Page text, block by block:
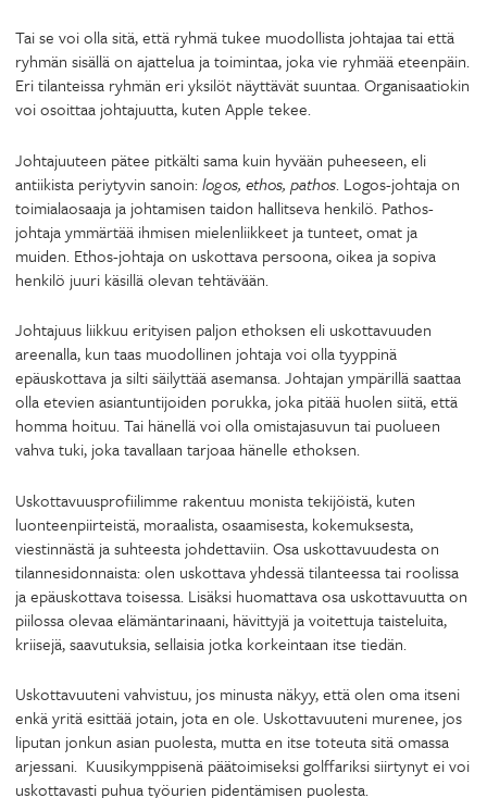
Tai se voi olla sitä, että ryhmä tukee muodollista johtajaa tai että
ryhmän sisällä on ajattelua ja toimintaa, joka vie ryhmää eteenpäin.
Eri tilanteissa ryhmän eri yksilöt näyttävät suuntaa. Organisaatiokin
voi osoittaa johtajuutta, kuten Apple tekee.
Johtajuuteen pätee pitkälti sama kuin hyvään puheeseen, eli
antiikista periytyvin sanoin:logos, ethos, pathos. Logos-johtaja on
toimialaosaaja ja johtamisen taidon hallitseva henkilö. Pathos-
johtaja ymmärtää ihmisen mielenliikkeet ja tunteet, omat ja
muiden. Ethos-johtaja on uskottava persoona, oikea ja sopiva
henkilö juuri käsillä olevan tehtävään.
Johtajuus liikkuu erityisen paljon ethoksen eli uskottavuuden
areenalla, kun taas muodollinen johtaja voi olla tyyppinä
epäuskottava ja silti säilyttää asemansa. Johtajan ympärillä saattaa
olla etevien asiantuntijoiden porukka, joka pitää huolen siitä, että
homma hoituu. Tai hänellä voi olla omistajasuvun tai puolueen
vahva tuki, joka tavallaan tarjoaa hänelle ethoksen.
Uskottavuusprofiilimme rakentuu monista tekijöistä, kuten
luonteenpiirteistä, moraalista, osaamisesta, kokemuksesta,
viestinnästä ja suhteesta johdettaviin. Osa uskottavuudesta on
tilannesidonnaista: olen uskottava yhdessä tilanteessa tai roolissa
ja epäuskottava toisessa. Lisäksi huomattava osa uskottavuutta on
piilossa olevaa elämäntarinaani, hävittyjä ja voitettuja taisteluita,
kriisejä, saavutuksia, sellaisia jotka korkeintaan itse tiedän.
Uskottavuuteni vahvistuu, jos minusta näkyy, että olen oma itseni
enkä yritä esittää jotain, jota en ole. Uskottavuuteni murenee, jos
liputan jonkun asian puolesta, mutta en itse toteuta sitä omassa
arjessani. Kuusikymppisenä päätoimiseksi golffariksi siirtynyt ei voi
uskottavasti puhua työurien pidentämisen puolesta.